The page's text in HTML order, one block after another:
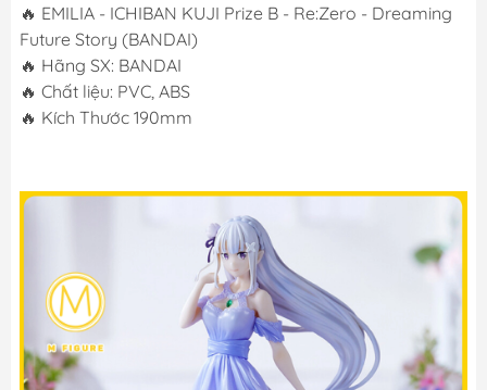
🔥 EMILIA - ICHIBAN KUJI Prize B - Re:Zero - Dreaming
Future Story (BANDAI)
🔥 Hãng SX: BANDAI
🔥 Chất liệu: PVC, ABS
🔥 Kích Thước 190mm